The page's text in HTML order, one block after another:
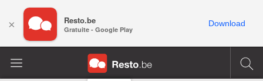
× Resto.be
Gratuite - Google Play
Download